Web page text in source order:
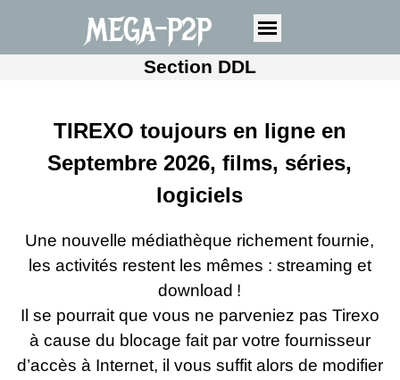
MEGA-P2P
Section DDL
TIREXO toujours en ligne en
Septembre 2026, films, séries,
logiciels
Une nouvelle médiathèque richement fournie,
les activités restent les mêmes : streaming et
download !
Il se pourrait que vous ne parveniez pas Tirexo
à cause du blocage fait par votre fournisseur
d’accès à Internet, il vous suffit alors de modifier